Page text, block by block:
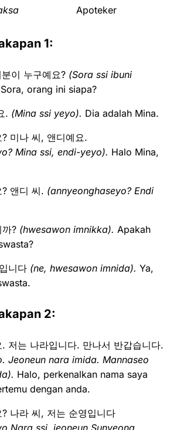
Apoteker
1:
이 누구예요? (Sora ssi ibuni
orang ini siapa?
. (Mina ssi yeyo). Dia adalah Mina.
미나 씨, 앤디예요.
Mina ssi, endi-yeyo). Halo Mina,
앤디 씨. (annyeonghaseyo? Endi
? (hwesawon imnikka). Apakah
니다 (ne, hwesawon imnida). Ya,
2:
저는 나라입니다. 만나서 반갑습니다.
Jeoneun nara imida. Mannaseo
Halo, perkenalkan nama saya
dengan anda.
나라 씨, 저는 순영입니다
Nara ssi, jeoneun Sunyeong